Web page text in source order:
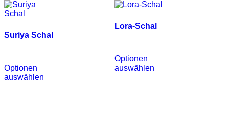
Suriya Schal
Optionen
auswählen
Lora-Schal
Optionen
auswählen